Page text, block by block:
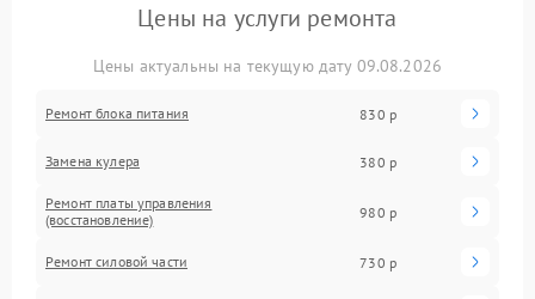
Цены на услуги ремонта
Цены актуальны на текущую дату 09.08.2026
Ремонт блока питания 830 р
Замена кулера 380 р
Ремонт платы управления
(восстановление)
980 р
Ремонт силовой части 730 р